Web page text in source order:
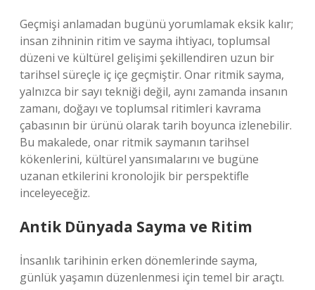
Geçmişi anlamadan bugünü yorumlamak eksik kalır;
insan zihninin ritim ve sayma ihtiyacı, toplumsal
düzeni ve kültürel gelişimi şekillendiren uzun bir
tarihsel süreçle iç içe geçmiştir. Onar ritmik sayma,
yalnızca bir sayı tekniği değil, aynı zamanda insanın
zamanı, doğayı ve toplumsal ritimleri kavrama
çabasının bir ürünü olarak tarih boyunca izlenebilir.
Bu makalede, onar ritmik saymanın tarihsel
kökenlerini, kültürel yansımalarını ve bugüne
uzanan etkilerini kronolojik bir perspektifle
inceleyeceğiz.
Antik Dünyada Sayma ve Ritim
İnsanlık tarihinin erken dönemlerinde sayma,
günlük yaşamın düzenlenmesi için temel bir araçtı.